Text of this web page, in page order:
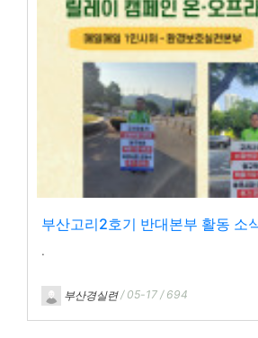
부산고리2호기 반대본부 활동 소
.
부산경실련/ 05-17 / 694